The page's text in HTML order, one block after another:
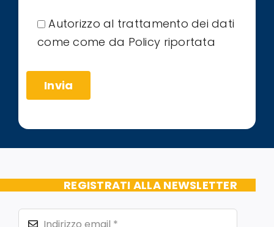
Autorizzo al trattamento dei dati
come come da Policy riportata
REGISTRATI ALLA NEWSLETTER